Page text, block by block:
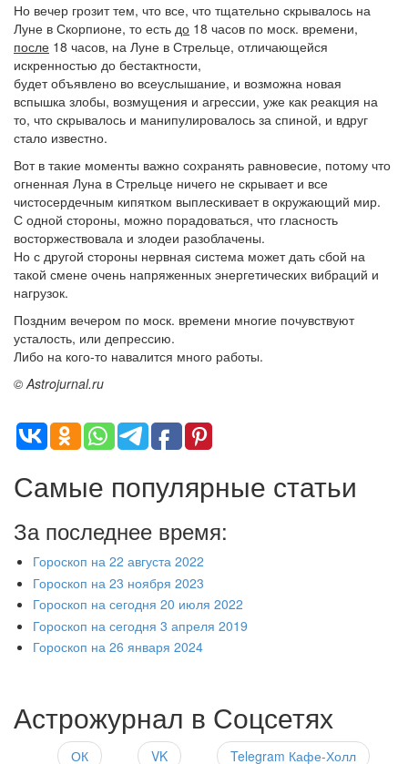
Но вечер грозит тем, что все, что тщательно скрывалось на
Луне в Скорпионе, то есть до 18 часов по моск. времени,
после 18 часов, на Луне в Стрельце, отличающейся
искренностью до бестактности,
будет объявлено во всеуслышание, и возможна новая
вспышка злобы, возмущения и агрессии, уже как реакция на
то, что скрывалось и манипулировалось за спиной, и вдруг
стало известно.
Вот в такие моменты важно сохранять равновесие, потому что
огненная Луна в Стрельце ничего не скрывает и все
чистосердечным кипятком выплескивает в окружающий мир.
С одной стороны, можно порадоваться, что гласность
восторжествовала и злодеи разоблачены.
Но с другой стороны нервная система может дать сбой на
такой смене очень напряженных энергетических вибраций и
нагрузок.
Поздним вечером по моск. времени многие почувствуют
усталость, или депрессию.
Либо на кого-то навалится много работы.
© Astrojurnal.ru
Самые популярные статьи
За последнее время:
Гороскоп на 22 августа 2022
Гороскоп на 23 ноября 2023
Гороскоп на сегодня 20 июля 2022
Гороскоп на сегодня 3 апреля 2019
Гороскоп на 26 января 2024
Астрожурнал в Соцсетях
ОК VK Telegram Кафе-Холл